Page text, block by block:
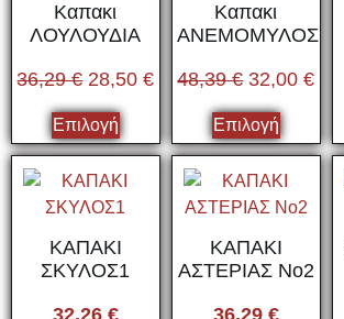
Καπακι
ΛΟΥΛΟΥΔΙΑ
36,29€ 28,50€
Επιλογή
Καπακι
ΑΝΕΜΟΜΥΛΟΣ
48,39€ 32,00€
Επιλογή
ΚΑΠΑΚΙ
ΣΚΥΛΟΣ1
32,26 €
ΚΑΠΑΚΙ
ΑΣΤΕΡΙΑΣ Νο2
36,29 €